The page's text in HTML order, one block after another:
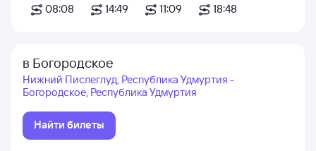
08:08
14:49
11:09
18:48
в Богородское
Нижний Пислеглуд, Республика Удмуртия -
Богородское, Республика Удмуртия
Найти билеты